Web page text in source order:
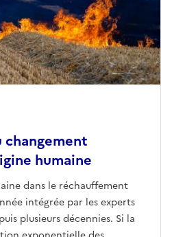
humaine
dans le réchauffement
intégrée par les experts
plusieurs décennies. Si la